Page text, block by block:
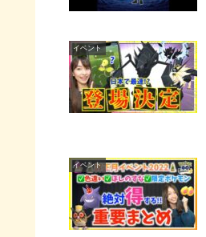
イベント
イベント